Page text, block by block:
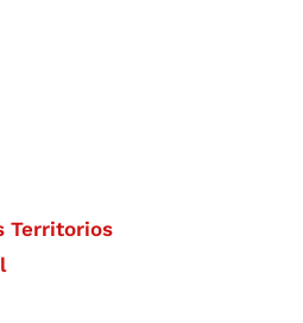
Territorios